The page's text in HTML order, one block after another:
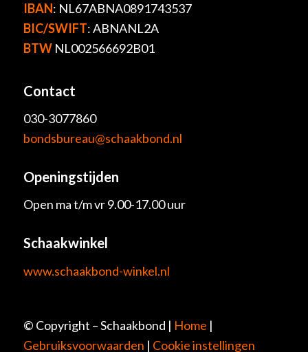
IBAN: NL67ABNA0891743537
BIC/SWIFT: ABNANL2A
BTWNL002566692B01
Contact
030-3077860
bondsbureau@schaakbond.nl
Openingstijden
Open ma t/m vr 9.00-17.00 uur
Schaakwinkel
www.schaakbond-winkel.nl
© Copyright – Schaakbond | Home |
Gebruiksvoorwaarden | Cookie instellingen